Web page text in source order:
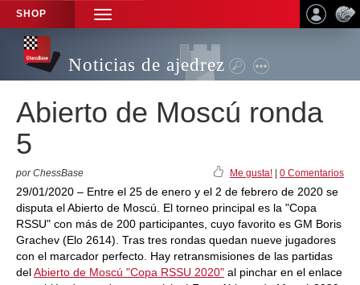
SHOP
TOGGLE
NAVIGATION
Noticias de ajedrez
Abierto de Moscú ronda
5
por ChessBase Me gusta! 0 Comentarios
29/01/2020 – Entre el 25 de enero y el 2 de febrero de 2020 se
disputa el Abierto de Moscú. El torneo principal es la "Copa
RSSU" con más de 200 participantes, cuyo favorito es GM Boris
Grachev (Elo 2614). Tras tres rondas quedan nueve jugadores
con el marcador perfecto. Hay retransmisiones de las partidas
delAbierto de Moscú "Copa RSSU 2020" al pinchar en el enlace